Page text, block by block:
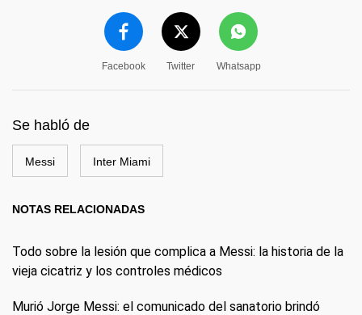
Facebook Twitter Whatsapp
Se habló de
Messi Inter Miami
NOTAS RELACIONADAS
Todo sobre la lesión que complica a Messi: la historia de la
vieja cicatriz y los controles médicos
Murió Jorge Messi: el comunicado del sanatorio brindó